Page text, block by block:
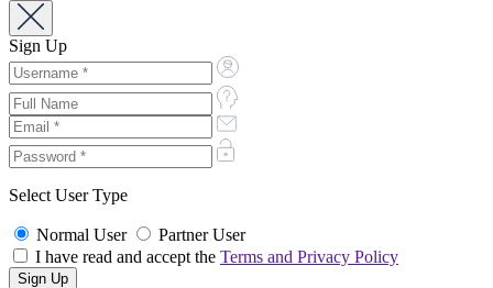
Sign Up
Select User Type
Normal User
Partner User
I have read and accept the Terms and Privacy Policy